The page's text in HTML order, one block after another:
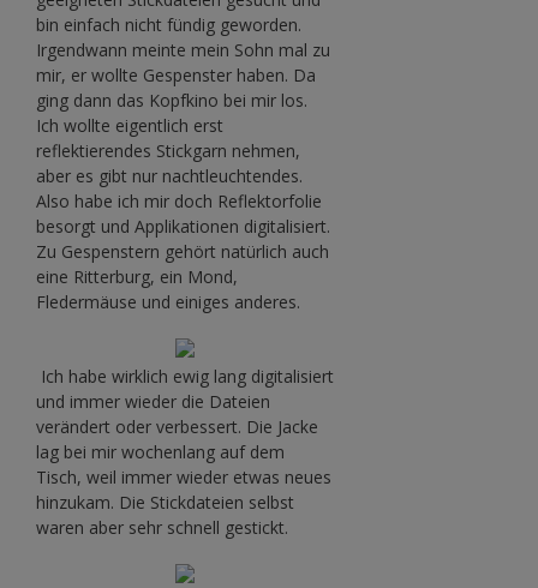
bin einfach nicht fündig geworden.
Irgendwann meinte mein Sohn mal zu
mir, er wollte Gespenster haben. Da
ging dann das Kopfkino bei mir los.
Ich wollte eigentlich erst
reflektierendes Stickgarn nehmen,
aber es gibt nur nachtleuchtendes.
Also habe ich mir doch Reflektorfolie
besorgt und Applikationen digitalisiert.
Zu Gespenstern gehört natürlich auch
eine Ritterburg, ein Mond,
Fledermäuse und einiges anderes.
Ich habe wirklich ewig lang digitalisiert
und immer wieder die Dateien
verändert oder verbessert. Die Jacke
lag bei mir wochenlang auf dem
Tisch, weil immer wieder etwas neues
hinzukam. Die Stickdateien selbst
waren aber sehr schnell gestickt.